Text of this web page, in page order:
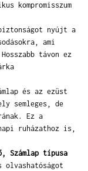
kompromisszum
nyújt a
ami
távon ez
és az ezüst
semleges, de
Ez a
ruházathoz is,
Számlap típusa
olvashatóságot